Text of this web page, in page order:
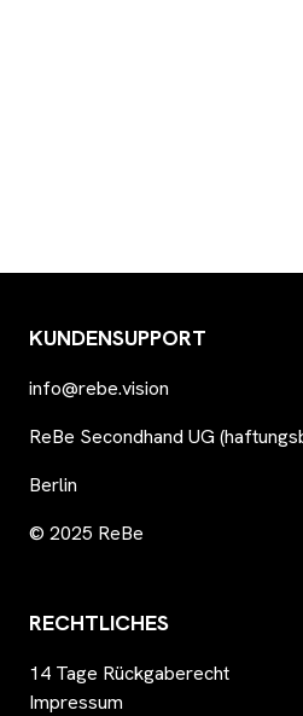
KUNDENSUPPORT
info@rebe.vision
ReBe Secondhand UG
Berlin
© 2025 ReBe
RECHTLICHES
14 Tage Rückgaberecht
Impressum